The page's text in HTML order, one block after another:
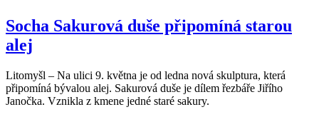
Socha Sakurová duše připomíná starou
alej
Litomyšl – Na ulici 9. května je od ledna nová skulptura, která
připomíná bývalou alej. Sakurová duše je dílem řezbáře Jiřího
Janočka. Vznikla z kmene jedné staré sakury.